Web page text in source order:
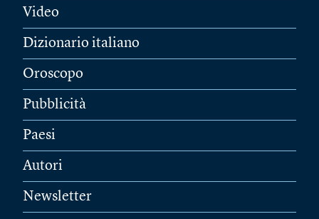
Video
Dizionario italiano
Oroscopo
Pubblicità
Paesi
Autori
Newsletter